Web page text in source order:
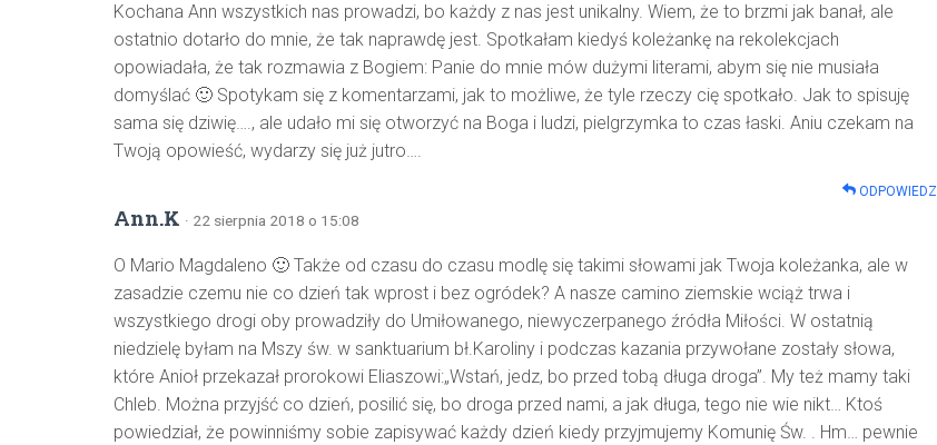
Kochana Ann wszystkich nas prowadzi, bo każdy z nas jest unikalny. Wiem, że to brzmi jak banał, ale
ostatnio dotarło do mnie, że tak naprawdę jest. Spotkałam kiedyś koleżankę na rekolekcjach
opowiadała, że tak rozmawia z Bogiem: Panie do mnie mów dużymi literami, abym się nie musiała
domyślać 🙂 Spotykam się z komentarzami, jak to możliwe, że tyle rzeczy cię spotkało. Jak to spisuję
sama się dziwię…., ale udało mi się otworzyć na Boga i ludzi, pielgrzymka to czas łaski. Aniu czekam na
Twoją opowieść, wydarzy się już jutro….
ODPOWIEDZ
Ann.K · 22 sierpnia 2018 o 15:08
O Mario Magdaleno 🙂 Także od czasu do czasu modlę się takimi słowami jak Twoja koleżanka, ale w
zasadzie czemu nie co dzień tak wprost i bez ogródek? A nasze camino ziemskie wciąż trwa i
wszystkiego drogi oby prowadziły do Umiłowanego, niewyczerpanego źródła Miłości. W ostatnią
niedzielę byłam na Mszy św. w sanktuarium bł.Karoliny i podczas kazania przywołane zostały słowa,
które Anioł przekazał prorokowi Eliaszowi:„Wstań, jedz, bo przed tobą długa droga”. My też mamy taki
Chleb. Można przyjść co dzień, posilić się, bo droga przed nami, a jak długa, tego nie wie nikt… Ktoś
powiedział, że powinniśmy sobie zapisywać każdy dzień kiedy przyjmujemy Komunię Św. . Hm… pewnie